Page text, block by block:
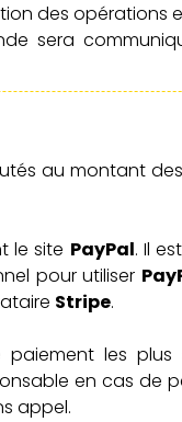
des opérations
sera
au montant
le site PayPal. Il
pour utiliser
Stripe.
les plus
en cas de
appel.